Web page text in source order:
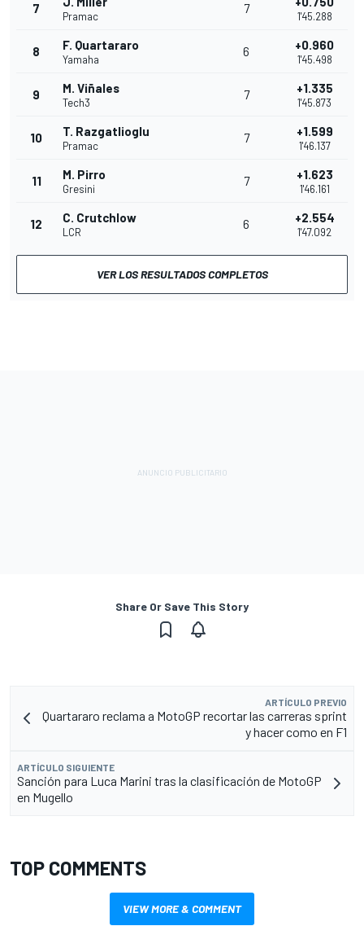
7
Pramac
7
1'45.288
8 F. Quartararo
Yamaha
6 +0.960
1'45.498
9 M. Viñales
Tech3
7 +1.335
1'45.873
10 T. Razgatlioglu
Pramac
7 +1.599
1'46.137
11 M. Pirro
Gresini
7 +1.623
1'46.161
12 C. Crutchlow
LCR
6 +2.554
1'47.092
VER LOS RESULTADOS COMPLETOS
Share Or Save This Story
ARTÍCULO PREVIO
Quartararo reclama a MotoGP recortar las carreras sprint
y hacer como en F1
ARTÍCULO SIGUIENTE
Sanción para Luca Marini tras la clasificación de MotoGP
en Mugello
TOP COMMENTS
VIEW MORE & COMMENT